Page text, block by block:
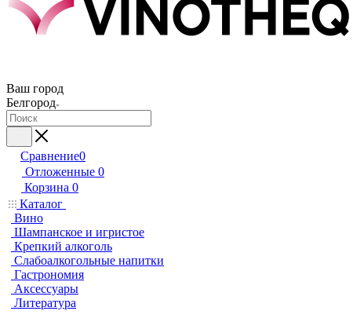
Ваш город
Белгород
Сравнение0
Отложенные 0
Корзина 0
Каталог
Вино
Шампанское и игристое
Крепкий алкоголь
Слабоалкогольные напитки
Гастрономия
Аксессуары
Литература